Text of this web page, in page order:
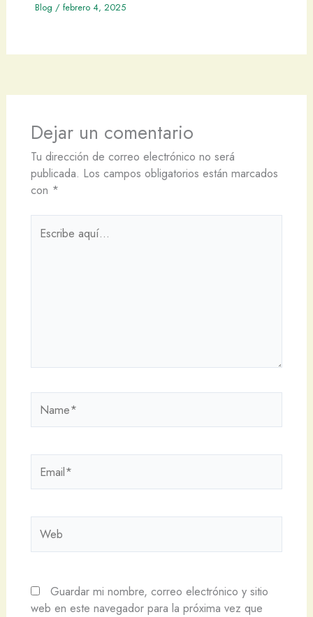
Blog / febrero 4, 2025
Dejar un comentario
Tu dirección de correo electrónico no será
publicada. Los campos obligatorios están marcados
con *
aquí...
Guardar mi nombre, correo electrónico y sitio
web en este navegador para la próxima vez que